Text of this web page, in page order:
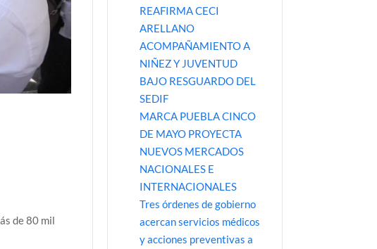
de 80 mil
REAFIRMA CECI
ARELLANO
ACOMPAÑAMIENTO A
NIÑEZ Y JUVENTUD
BAJO RESGUARDO DEL
SEDIF
MARCA PUEBLA CINCO
DE MAYO PROYECTA
NUEVOS MERCADOS
NACIONALES E
INTERNACIONALES
Tres órdenes de gobierno
acercan servicios médicos
y acciones preventivas a